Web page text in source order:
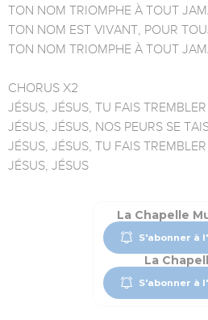
TON NOM TRIOMPHE À TOUT
TON NOM EST VIVANT, POUR
TON NOM TRIOMPHE À TOUT
CHORUS X2
JÉSUS, JÉSUS, TU FAIS
JÉSUS, JÉSUS, NOS PEURS SE
JÉSUS, JÉSUS, TU FAIS
JÉSUS, JÉSUS
La Chapelle
S'abonner à
La
S'abonner à